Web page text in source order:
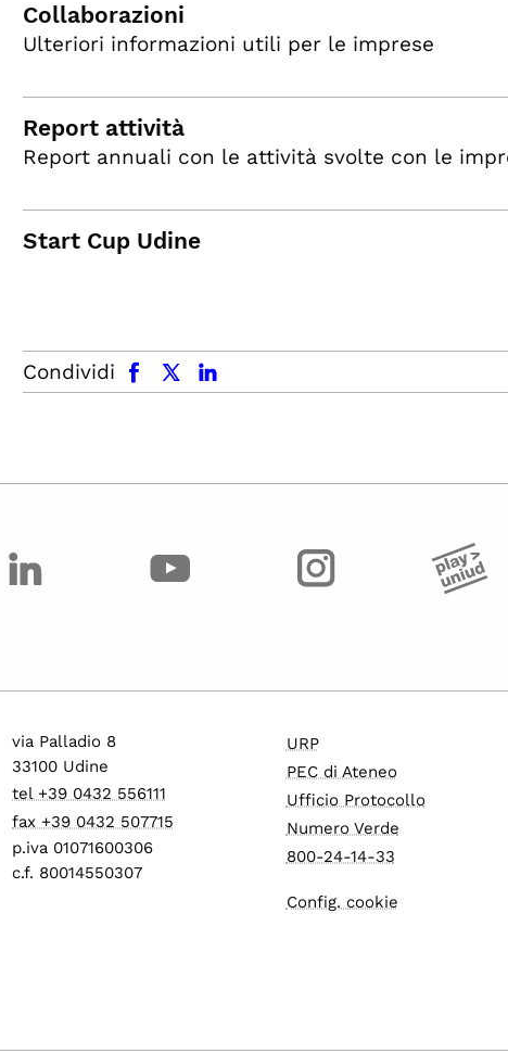
Collaborazioni
Ulteriori informazioni utili per le imprese
Report attività
Report annuali con le attività svolte con le
Start Cup Udine
Condividi
facebook x.com linkedin
via Palladio 8
33100 Udine
tel +39 0432 556111
fax +39 0432 507715
p.iva 01071600306
c.f. 80014550307
URP
PEC di Ateneo
Ufficio Protocollo
Numero Verde
800-24-14-33
Config. cookie